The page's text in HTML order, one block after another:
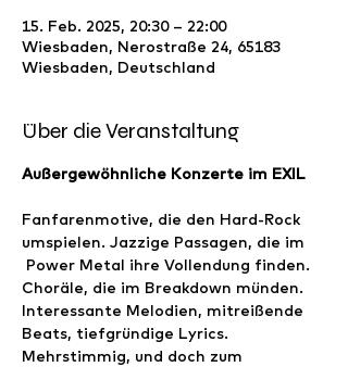
15. Feb. 2025, 20:30 – 22:00
Wiesbaden, Nerostraße 24, 65183
Wiesbaden, Deutschland
Über die Veranstaltung
Außergewöhnliche Konzerte im EXIL
Fanfarenmotive, die den Hard-Rock
umspielen. Jazzige Passagen, die im
Power Metal ihre Vollendung finden.
Choräle, die im Breakdown münden.
Interessante Melodien, mitreißende
Beats, tiefgründige Lyrics.
Mehrstimmig, und doch zum